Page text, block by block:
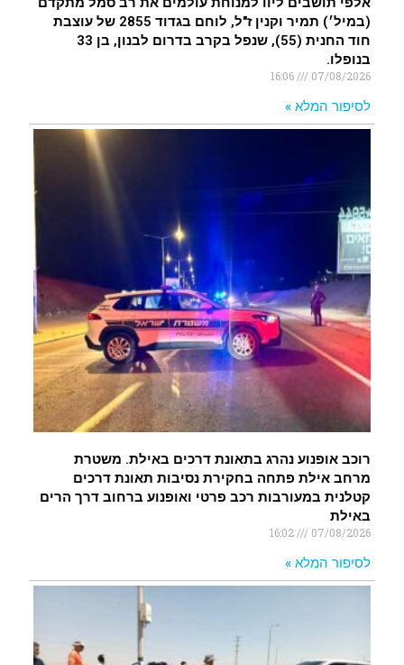
(במיל׳) תמיר וקנין ז"ל, לוחם בגדוד 2855 של עוצבת
חוד החנית (55), שנפל בקרב בדרום לבנון, בן 33
בנופלו.
07/08/2026
16:06
לסיפור המלא »
רוכב אופנוע נהרג בתאונת דרכים באילת. משטרת
מרחב אילת פתחה בחקירת נסיבות תאונת דרכים
קטלנית במעורבות רכב פרטי ואופנוע ברחוב דרך הרים
באילת
07/08/2026
16:02
לסיפור המלא »